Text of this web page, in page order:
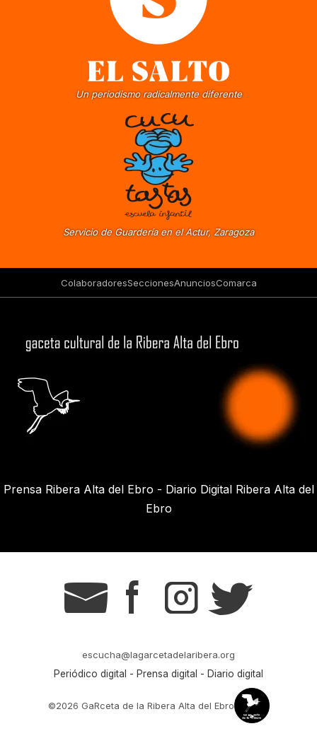
Un periodismo radicalmente diferente
Servicio de Guardería en el Actur, Zaragoza
ColaboradoresSeccionesAnunciosComarca
Prensa Ribera Alta del Ebro - Diario Digital Ribera Alta del
Ebro
g s t r
escucha@lagarcetadelaribera.org
Periódico digital - Prensa digital - Diario digital
©2026 GaRceta de la Ribera Alta del Ebro